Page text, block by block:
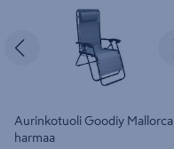
Edellinen
Aurinkotuoli Goodiy Mallorca
harmaa